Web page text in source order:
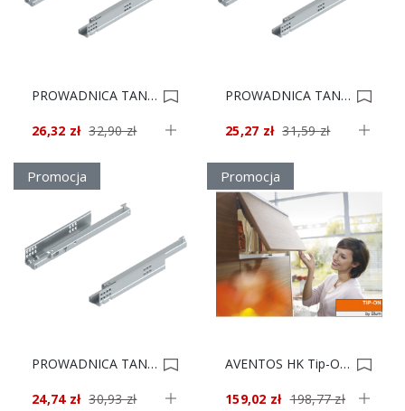
PROWADNICA TANDEM 550F5000 BEZ BLUMOT*** 0019388
26,32 zł 32,90 zł
PROWADNICA TANDEM 550F4000 BEZ BLUMOT*** 0019386
25,27 zł 31,59 zł
Promocja
PROWADNICA TANDEM 550F3500 BEZ BLUMOT*** 0019385
24,74 zł 30,93 zł
Promocja
AVENTOS HK Tip-On SIŁ 20K2300T + 20K8000 Szara 0019299
159,02 zł 198,77 zł